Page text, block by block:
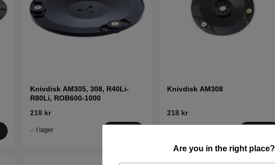
Are you in the right place?
Knivdisk AM305, 308, R40Li-
R80Li, ROB600-1000
218 kr
I lager
Knivdisk AM308
218 kr